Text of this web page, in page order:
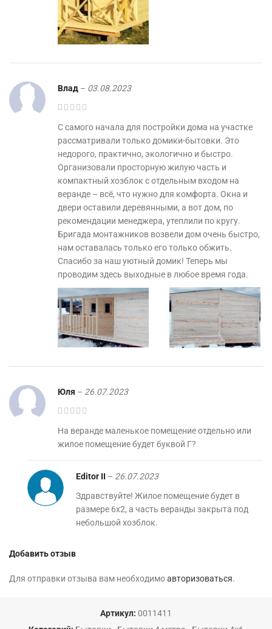
Влад – 03.08.2023
С самого начала для постройки дома на участке
рассматривали только домики-бытовки. Это
недорого, практично, экологично и быстро.
Организовали просторную жилую часть и
компактный хозблок с отдельным входом на
веранде – всё, что нужно для комфорта. Окна и
двери оставили деревянными, а вот дом, по
рекомендации менеджера, утеплили по кругу.
Бригада монтажников возвели дом очень быстро,
нам оставалась только его только обжить.
Спасибо за наш уютный домик! Теперь мы
проводим здесь выходные в любое время года.
Юля – 26.07.2023
На веранде маленькое помещение отдельно или
жилое помещение будет буквой Г?
Editor II – 26.07.2023
Здравствуйте! Жилое помещение будет в
размере 6х2, а часть веранды закрыта под
небольшой хозблок.
Добавить отзыв
Для отправки отзыва вам необходимоавторизоваться.
Артикул: 0011411